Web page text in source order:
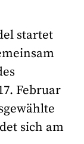
startet
Februar
sich am